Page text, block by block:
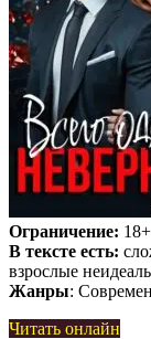
Ограничение: 18+
В тексте есть:
взрослые
Жанры:
Читать онлайн